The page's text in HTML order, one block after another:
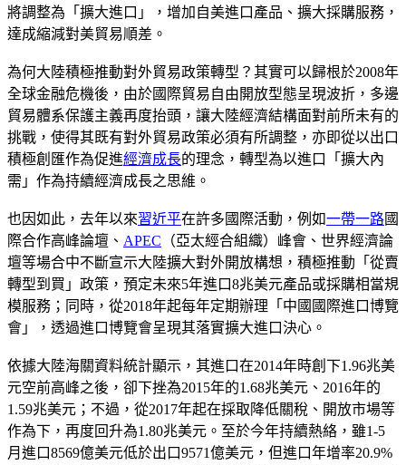
將調整為「擴大進口」，增加自美進口產品、擴大採購服務，
達成縮減對美貿易順差。
為何大陸積極推動對外貿易政策轉型？其實可以歸根於2008年
全球金融危機後，由於國際貿易自由開放型態呈現波折，多邊
貿易體系保護主義再度抬頭，讓大陸經濟結構面對前所未有的
挑戰，使得其既有對外貿易政策必須有所調整，亦即從以出口
積極創匯作為促進經濟成長的理念，轉型為以進口「擴大內
需」作為持續經濟成長之思維。
也因如此，去年以來習近平在許多國際活動，例如一帶一路國
際合作高峰論壇、 APEC （亞太經合組織）峰會、世界經濟論
壇等場合中不斷宣示大陸擴大對外開放構想，積極推動「從賣
轉型到買」政策，預定未來5年進口8兆美元產品或採購相當規
模服務；同時，從2018年起每年定期辦理「中國國際進口博覽
會」，透過進口博覽會呈現其落實擴大進口決心。
依據大陸海關資料統計顯示，其進口在2014年時創下1.96兆美
元空前高峰之後，卻下挫為2015年的1.68兆美元、2016年的
1.59兆美元；不過，從2017年起在採取降低關稅、開放市場等
作為下，再度回升為1.80兆美元。至於今年持續熱絡，雖1-5
月進口8569億美元低於出口9571億美元，但進口年增率20.9%